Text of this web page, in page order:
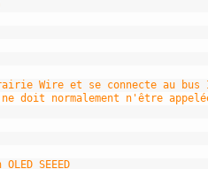
Wire et se connecte au
doit normalement n'être
SEEED